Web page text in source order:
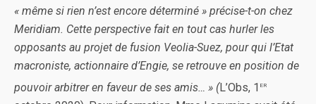
« même si rien n’est encore déterminé » précise-t-on chez
Meridiam. Cette perspective fait en tout cas hurler les
opposants au projet de fusion Veolia-Suez, pour qui l’Etat
macroniste, actionnaire d’Engie, se retrouve en position de
pouvoir arbitrer en faveur de ses amis… » (L’Obs, 1 er